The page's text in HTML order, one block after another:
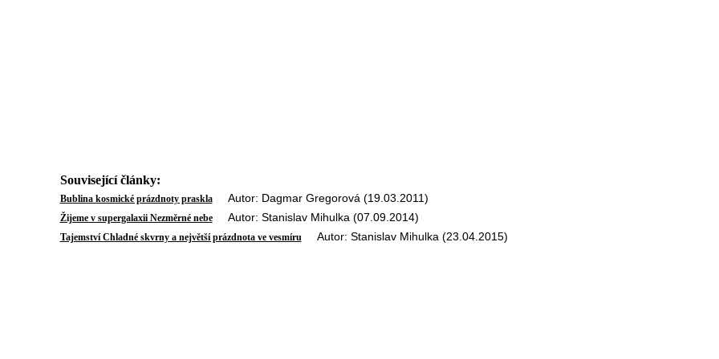
Související články:
Bublina kosmické prázdnoty prasklaAutor: Dagmar Gregorová (19.03.2011)
Žijeme v supergalaxii Nezměrné nebeAutor: Stanislav Mihulka (07.09.2014)
Tajemství Chladné skvrny a největší prázdnota ve vesmíru Autor: Stanislav Mihulka (23.04.2015)